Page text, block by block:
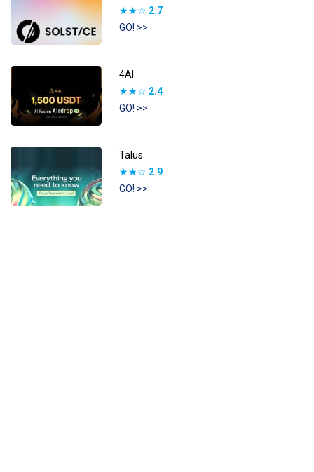
★★☆ 2.7
GO! >>
4AI
★★☆ 2.4
GO! >>
Talus
★★☆ 2.9
GO! >>